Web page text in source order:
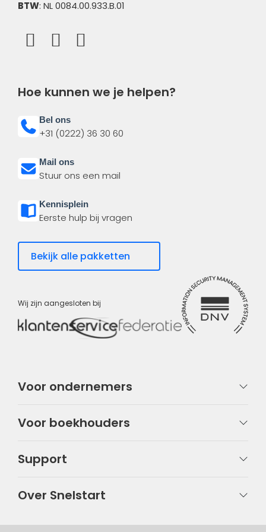
BTW: NL 0084.00.933.B.01
Hoe kunnen we je helpen?
Bel ons
+31 (0222) 36 30 60
Mail ons
Stuur ons een mail
Kennisplein
Eerste hulp bij vragen
Bekijk alle pakketten
Wij zijn aangesloten bij
Voor ondernemers
Voor boekhouders
Support
Over Snelstart